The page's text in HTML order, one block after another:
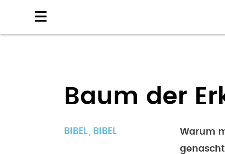
Baum der
BIBEL BIBEL
Warum